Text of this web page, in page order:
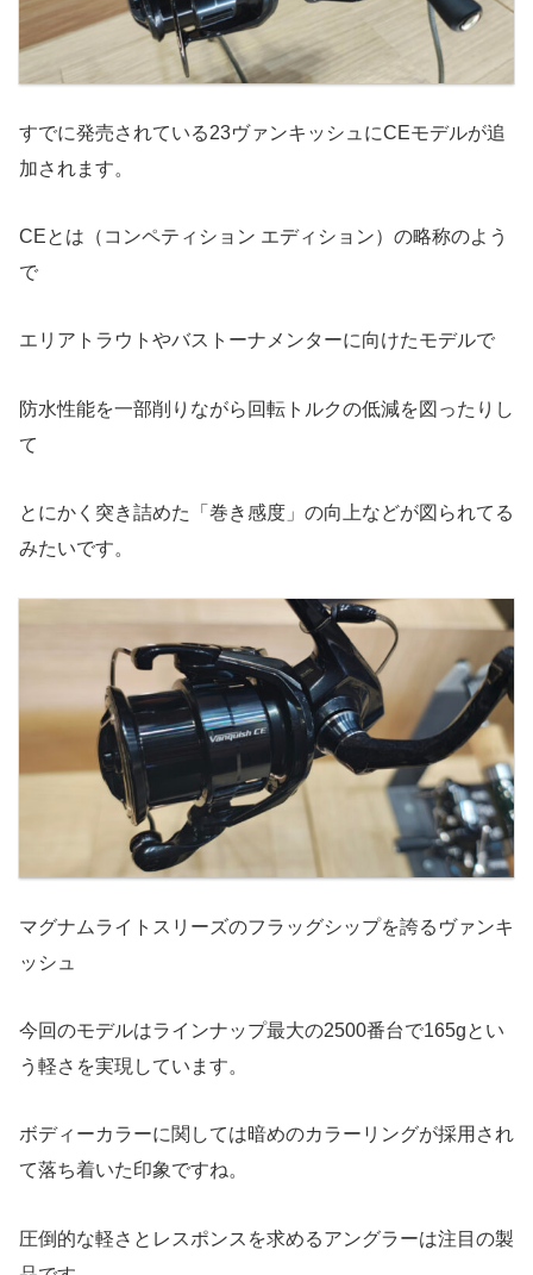
すでに発売されている23ヴァンキッシュにCEモデルが追
加されます。
CEとは（コンペティション エディション）の略称のよう
で
エリアトラウトやバストーナメンターに向けたモデルで
防水性能を一部削りながら回転トルクの低減を図ったりし
て
とにかく突き詰めた「巻き感度」の向上などが図られてる
みたいです。
マグナムライトスリーズのフラッグシップを誇るヴァンキ
ッシュ
今回のモデルはラインナップ最大の2500番台で165gとい
う軽さを実現しています。
ボディーカラーに関しては暗めのカラーリングが採用され
て落ち着いた印象ですね。
圧倒的な軽さとレスポンスを求めるアングラーは注目の製